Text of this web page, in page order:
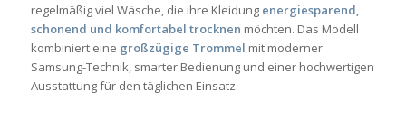
regelmäßig viel Wäsche, die ihre Kleidung energiesparend,
schonend und komfortabel trocknen möchten. Das Modell
kombiniert eine großzügige Trommel mit moderner
Samsung-Technik, smarter Bedienung und einer hochwertigen
Ausstattung für den täglichen Einsatz.